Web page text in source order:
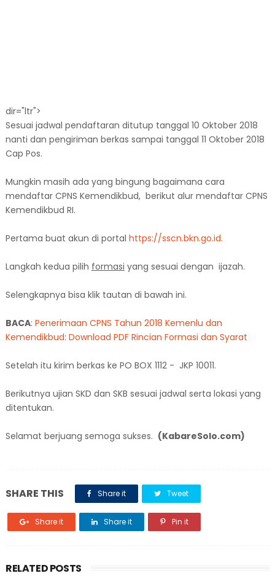
dir="ltr">
Sesuai jadwal pendaftaran ditutup tanggal 10 Oktober 2018
nanti dan pengiriman berkas sampai tanggal 11 Oktober 2018
Cap Pos.
Mungkin masih ada yang bingung bagaimana cara
mendaftar CPNS Kemendikbud, berikut alur mendaftar CPNS
Kemendikbud RI.
Pertama buat akun di portal https://sscn.bkn.go.id.
Langkah kedua pilih formasi yang sesuai dengan ijazah.
Selengkapnya bisa klik tautan di bawah ini.
BACA: Penerimaan CPNS Tahun 2018 Kemenlu dan
Kemendikbud: Download PDF Rincian Formasi dan Syarat
Setelah itu kirim berkas ke PO BOX 1112 - JKP 10011.
Berikutnya ujian SKD dan SKB sesuai jadwal serta lokasi yang
ditentukan.
Selamat berjuang semoga sukses. (KabareSolo.com)
SHARE THIS Share it Tweet
Share it Share it Pin it
RELATED POSTS